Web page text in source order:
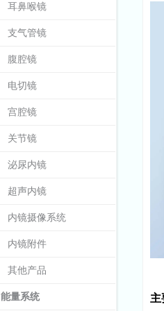
耳鼻喉镜
支气管镜
腹腔镜
电切镜
宫腔镜
关节镜
泌尿内镜
超声内镜
内镜摄像系统
内镜附件
其他产品
能量系统 主